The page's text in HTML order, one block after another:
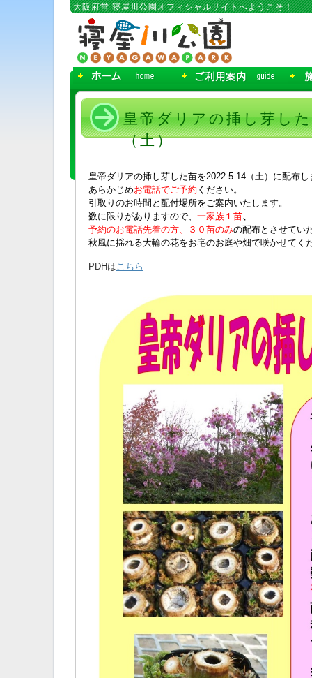
大阪府営 寝屋川公園オフィシャルサイトへようこそ！
コ
ツ
へ
動
皇帝ダリアの挿し芽し
（土）
皇帝ダリアの挿し芽した苗を2022.5.14（土）に配布し
あらかじめお電話でご予約 ください。
引取りのお時間と配付場所をご案内いたします。
数に限りがありますので、 一家族１苗、
予約のお電話先着の方、３０苗のみの配布とさせてい
秋風に揺れる大輪の花をお宅のお庭や畑で咲かせてく
PDHはこちら